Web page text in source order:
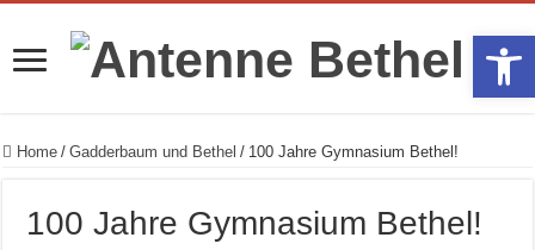
Home / Gadderbaum und Bethel / 100 Jahre Gymnasium Bethel!
100 Jahre Gymnasium Bethel!